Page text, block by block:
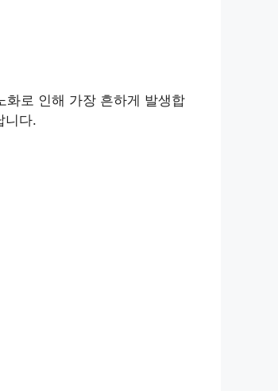
화로 인해 가장 흔하게 발생합
니다.